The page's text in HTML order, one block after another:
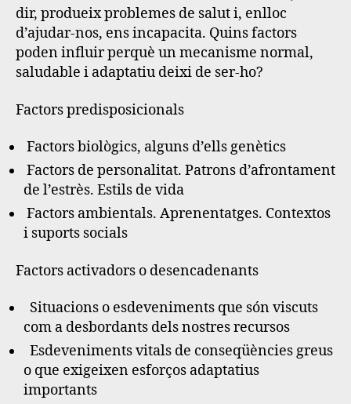
dir, produeix problemes de salut i, enlloc
d’ajudar-nos, ens incapacita. Quins factors
poden influir perquè un mecanisme normal,
saludable i adaptatiu deixi de ser-ho?
Factors predisposicionals
Factors biològics, alguns d’ells genètics
Factors de personalitat. Patrons d’afrontament
de l’estrès. Estils de vida
Factors ambientals. Aprenentatges. Contextos
i suports socials
Factors activadors o desencadenants
Situacions o esdeveniments que són viscuts
com a desbordants dels nostres recursos
Esdeveniments vitals de conseqüències greus
o que exigeixen esforços adaptatius
importants